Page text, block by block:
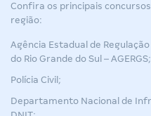
Confira os principais
região:
Agência Estadual de
do Rio Grande do Sul – AGERGS;
Polícia Civil;
Departamento Nacional de